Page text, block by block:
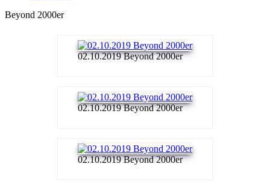
Beyond 2000er
02.10.2019 Beyond 2000er
02.10.2019 Beyond 2000er
02.10.2019 Beyond 2000er